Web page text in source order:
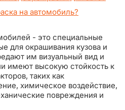
на автомобиль?
- это специальные
для окрашивания кузова и
им визуальный вид и
имеют высокую стойкость к
таких как
химическое воздействие,
повреждения и